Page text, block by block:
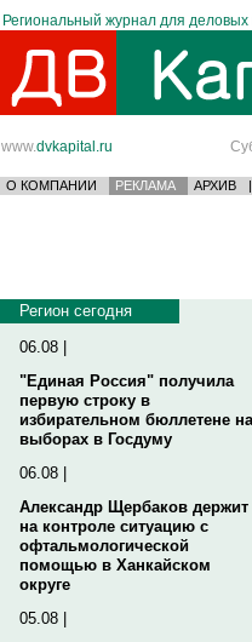
Региональный журнал для деловых
www.dvkapital.ru
О КОМПАНИИ РЕКЛАМА АРХИВ |
Регион сегодня
06.08 |
"Единая Россия" получила
первую строку в
избирательном бюллетене на
выборах в Госдуму
06.08 |
Александр Щербаков держит
на контроле ситуацию с
офтальмологической
помощью в Ханкайском
округе
05.08 |